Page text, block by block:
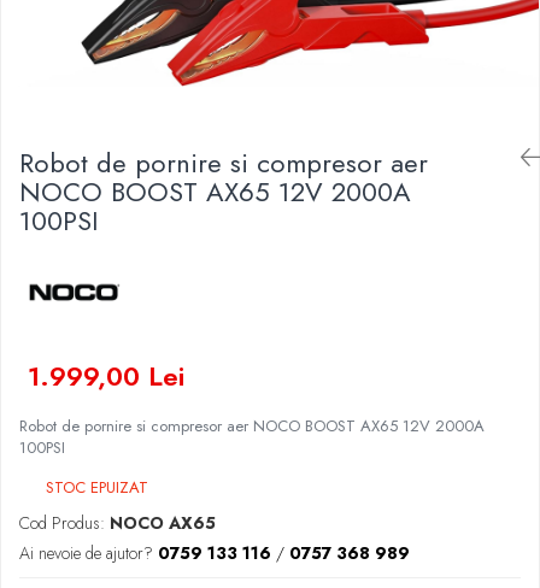
Becuri LED
Aplice LED
Kit-uri vlogging
Electrice
Convertoare tensiune
Stabilizatoare tensiune
Cablu coaxial
Periferice PC
Accesorii auto
Redresoare
Roboti pornire
Diverse accesorii auto
Baterii Zinc-Aer
Robot de pornire si compresor aer
NOCO BOOST AX65 12V 2000A
100PSI
1.999,00 Lei
Robot de pornire si compresor aer NOCO BOOST AX65 12V 2000A
100PSI
STOC EPUIZAT
Cod Produs: NOCO AX65
Ai nevoie de ajutor? 0759 133 116 / 0757 368 989